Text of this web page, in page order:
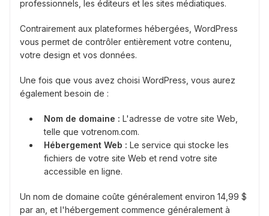
professionnels, les éditeurs et les sites médiatiques.
Contrairement aux plateformes hébergées, WordPress
vous permet de contrôler entièrement votre contenu,
votre design et vos données.
Une fois que vous avez choisi WordPress, vous aurez
également besoin de :
Nom de domaine : L'adresse de votre site Web,
telle que votrenom.com.
Hébergement Web : Le service qui stocke les
fichiers de votre site Web et rend votre site
accessible en ligne.
Un nom de domaine coûte généralement environ 14,99 $
par an, et l'hébergement commence généralement à